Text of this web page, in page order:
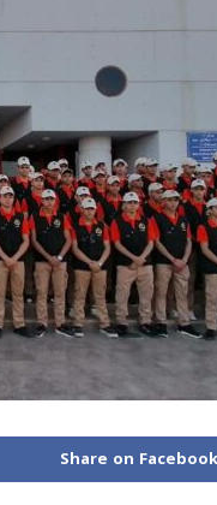
Share on Facebook